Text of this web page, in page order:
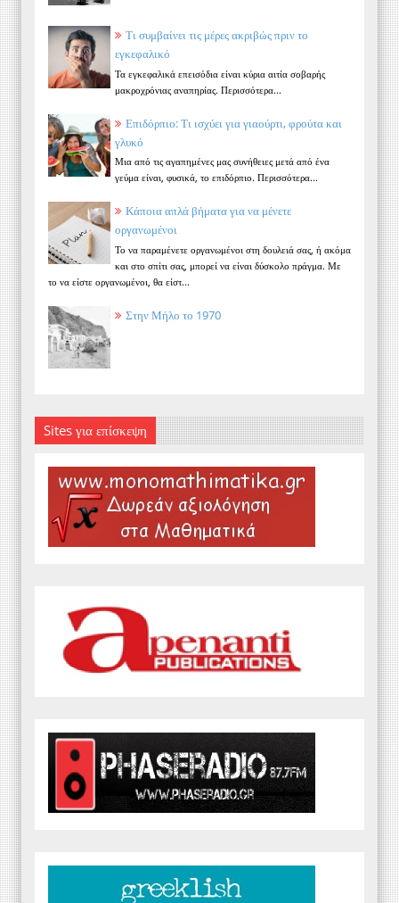
Τι συμβαίνει τις μέρες ακριβώς πριν το
εγκεφαλικό
Τα εγκεφαλικά επεισόδια είναι κύρια αιτία σοβαρής
μακροχρόνιας αναπηρίας. Περισσότερα...
Επιδόρπιο: Τι ισχύει για γιαούρτι, φρούτα και
γλυκό
Μια από τις αγαπημένες μας συνήθειες μετά από ένα
γεύμα είναι, φυσικά, το επιδόρπιο. Περισσότερα...
Κάποια απλά βήματα για να μένετε
οργανωμένοι
Το να παραμένετε οργανωμένοι στη δουλειά σας, ή ακόμα
και στο σπίτι σας, μπορεί να είναι δύσκολο πράγμα. Με
το να είστε οργανωμένοι, θα είστ...
Στην Μήλο το 1970
Sites για επίσκεψη